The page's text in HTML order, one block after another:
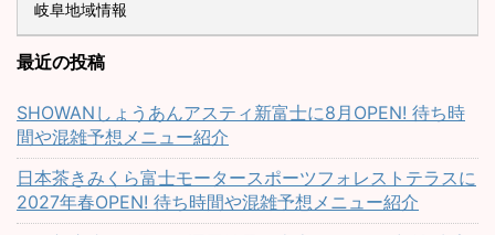
岐阜地域情報
最近の投稿
SHOWANしょうあんアスティ新富士に8月OPEN! 待ち時
間や混雑予想メニュー紹介
日本茶きみくら富士モータースポーツフォレストテラスに
2027年春OPEN! 待ち時間や混雑予想メニュー紹介